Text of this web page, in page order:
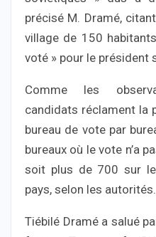
précisé M. Dramé,
village de 150
voté » pour le président
Comme les
candidats réclament la
bureau de vote par
bureaux où le vote n’a
soit plus de 700 sur
pays, selon les autorités.
Tiébilé Dramé a salué